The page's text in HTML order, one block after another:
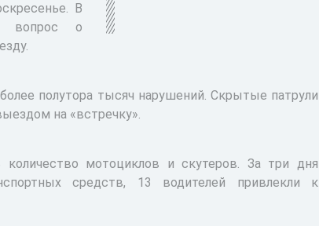
В
вопрос о
полутора тысяч нарушений. Скрытые патрули
на «встречку».
количество мотоциклов и скутеров. За три дня
средств, 13 водителей привлекли к